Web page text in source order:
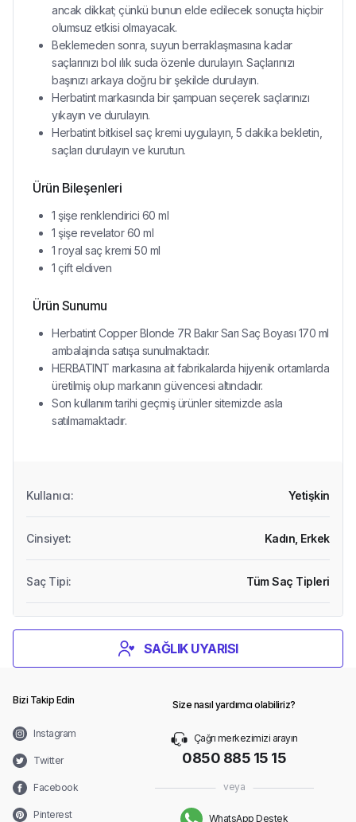
ancak dikkat; çünkü bunun elde edilecek sonuçta hiçbir
olumsuz etkisi olmayacak.
Beklemeden sonra, suyun berraklaşmasına kadar
saçlarınızı bol ılık suda özenle durulayın. Saçlarınızı
başınızı arkaya doğru bir şekilde durulayın.
Herbatint markasında bir şampuan seçerek saçlarınızı
yıkayın ve durulayın.
Herbatint bitkisel saç kremi uygulayın, 5 dakika bekletin,
saçları durulayın ve kurutun.
Ürün Bileşenleri
1 şişe renklendirici 60 ml
1 şişe revelator 60 ml
1 royal saç kremi 50 ml
1 çift eldiven
Ürün Sunumu
Herbatint Copper Blonde 7R Bakır Sarı Saç Boyası 170 ml
ambalajında satışa sunulmaktadır.
HERBATINT markasına ait fabrikalarda hijyenik ortamlarda
üretilmiş olup markanın güvencesi altındadır.
Son kullanım tarihi geçmiş ürünler sitemizde asla
satılmamaktadır.
Kullanıcı: Yetişkin
Cinsiyet: Kadın, Erkek
Saç Tipi: Tüm Saç Tipleri
SAĞLIK UYARISI
Bizi Takip Edin
Instagram
Twitter
Facebook
Pinterest
Size nasıl yardımcı olabiliriz?
Çağrı merkezimizi arayın
0850 885 15 15
veya
WhatsApp Destek